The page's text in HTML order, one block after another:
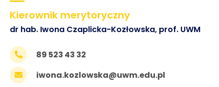
Kierownik merytoryczny
dr hab. Iwona Czaplicka-Kozłowska, prof. UWM
89 523 43 32
iwona.kozlowska@uwm.edu.pl